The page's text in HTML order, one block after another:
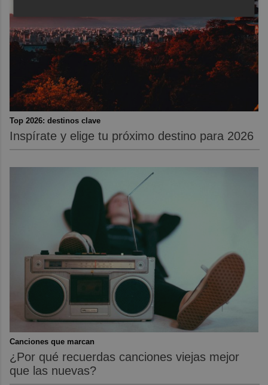
Top 2026: destinos clave
Inspírate y elige tu próximo destino para 2026
Canciones que marcan
¿Por qué recuerdas canciones viejas mejor
que las nuevas?